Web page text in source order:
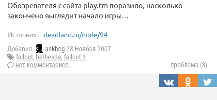
Обозревателя с сайта play.tm поразило, насколько
закончено выглядит начало игры…
Источник: deadland.ru/node/94
Добавил ankheg 28 Ноября 2007
fallout, bethesda, fallout 3
нет комментариев
проблема (3)